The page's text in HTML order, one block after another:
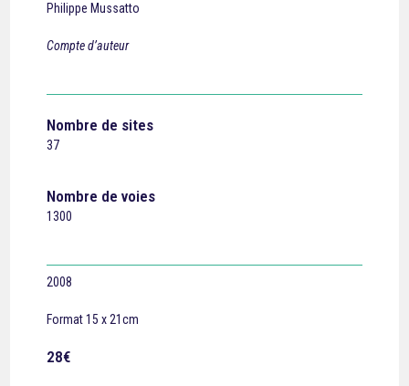
Philippe Mussatto
Compte d’auteur
Nombre de sites
37
Nombre de voies
1300
2008
Format 15 x 21cm
28€